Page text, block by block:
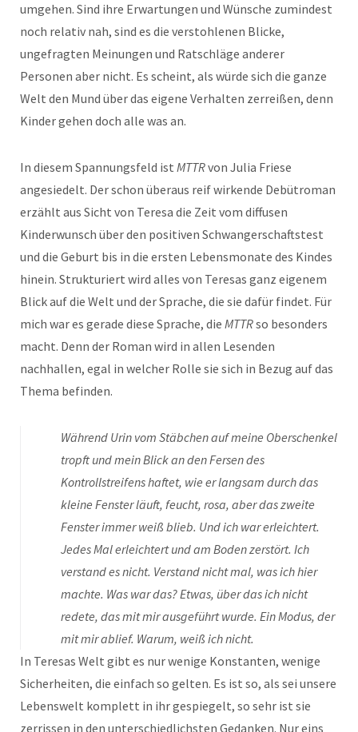
umgehen. Sind ihre Erwartungen und Wünsche zumindest
noch relativ nah, sind es die verstohlenen Blicke,
ungefragten Meinungen und Ratschläge anderer
Personen aber nicht. Es scheint, als würde sich die ganze
Welt den Mund über das eigene Verhalten zerreißen, denn
Kinder gehen doch alle was an.
In diesem Spannungsfeld ist MTTRvon Julia Friese
angesiedelt. Der schon überaus reif wirkende Debütroman
erzählt aus Sicht von Teresa die Zeit vom diffusen
Kinderwunsch über den positiven Schwangerschaftstest
und die Geburt bis in die ersten Lebensmonate des Kindes
hinein. Strukturiert wird alles von Teresas ganz eigenem
Blick auf die Welt und der Sprache, die sie dafür findet. Für
mich war es gerade diese Sprache, die MTTRso besonders
macht. Denn der Roman wird in allen Lesenden
nachhallen, egal in welcher Rolle sie sich in Bezug auf das
Thema befinden.
Während Urin vom Stäbchen auf meine Oberschenkel
tropft und mein Blick an den Fersen des
Kontrollstreifens haftet, wie er langsam durch das
kleine Fenster läuft, feucht, rosa, aber das zweite
Fenster immer weiß blieb. Und ich war erleichtert.
Jedes Mal erleichtert und am Boden zerstört. Ich
verstand es nicht. Verstand nicht mal, was ich hier
machte. Was war das? Etwas, über das ich nicht
redete, das mit mir ausgeführt wurde. Ein Modus, der
mit mir ablief. Warum, weiß ich nicht.
In Teresas Welt gibt es nur wenige Konstanten, wenige
Sicherheiten, die einfach so gelten. Es ist so, als sei unsere
Lebenswelt komplett in ihr gespiegelt, so sehr ist sie
zerrissen in den unterschiedlichsten Gedanken. Nur eins